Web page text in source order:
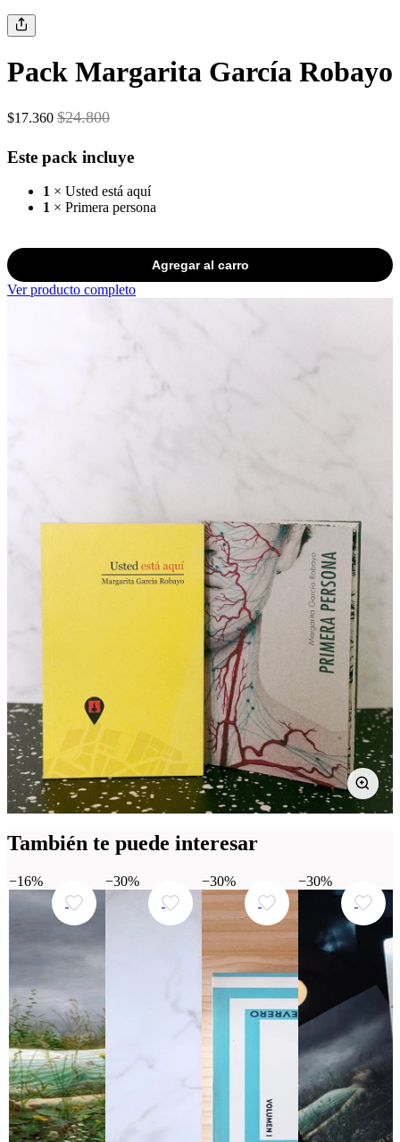
Pack Margarita García Robayo
$17.360 $24.800
Este pack incluye
1 × Usted está aquí
1 × Primera persona
Agregar al carro
Ver producto completo
También te puede interesar
−16% −30% −30% −30%